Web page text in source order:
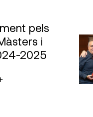
pels
i
2025